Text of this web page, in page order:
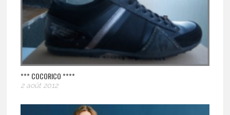
*** COCORICO ****
2 août 2012